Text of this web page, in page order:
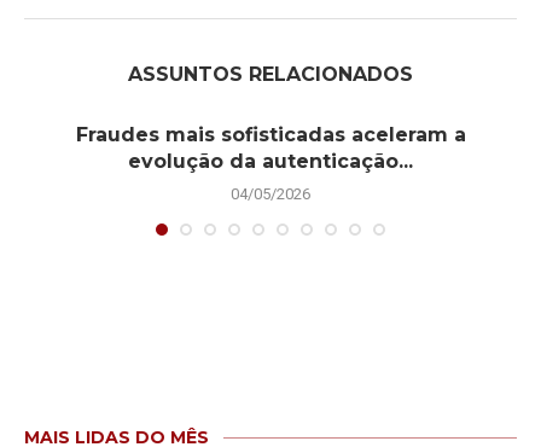
ASSUNTOS RELACIONADOS
Fraudes mais sofisticadas aceleram a
evolução da autenticação...
04/05/2026
MAIS LIDAS DO MÊS